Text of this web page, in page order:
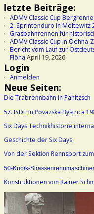
letzte Beiträge:
ADMV Classic Cup
2. Sprintenduro in Meltewitz
Grasbahnrennen für
ADMV Classic Cup in
Bericht vom Lauf zur
Flöha April 19, 2026
Login
Anmelden
Neue Seiten:
Die Trabrennbahn in Panitzsch
57. ISDE in Povazska Bystrica
Six Days Technikhistorie
Geschichte der Six Days
Von der Sektion Rennsport
50-Kubik-
Konstruktionen von Rainer